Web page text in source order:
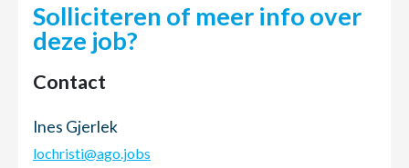
Solliciteren of meer info over
deze job?
Contact
Ines Gjerlek
lochristi@ago.jobs